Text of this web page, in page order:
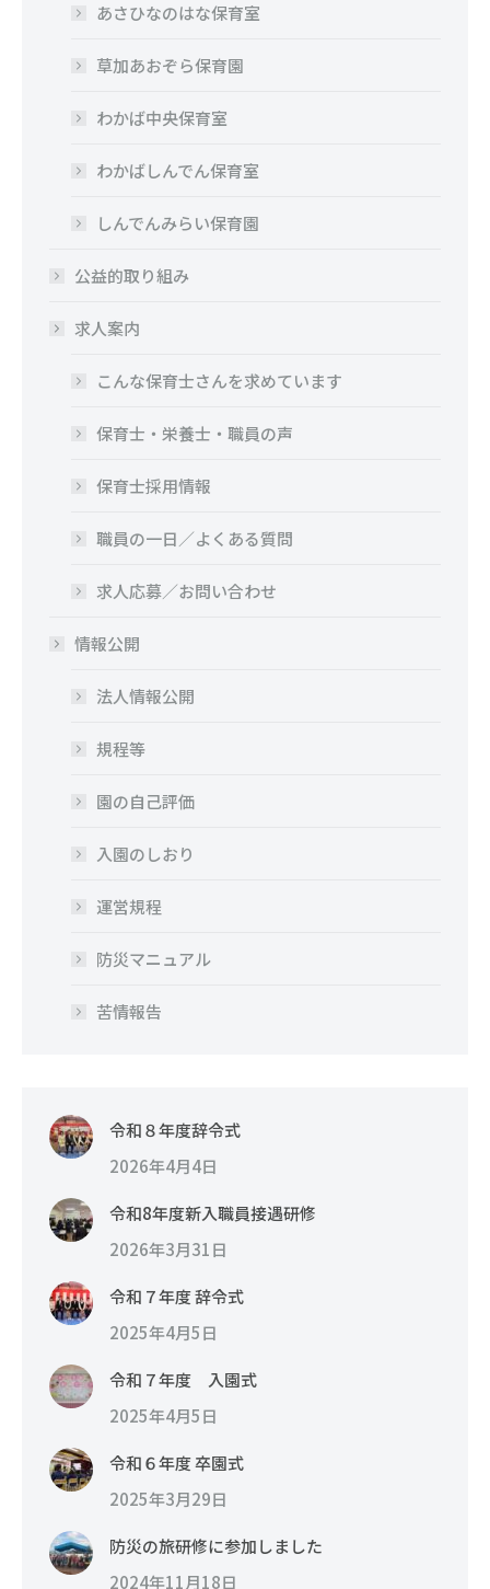
あさひなのはな保育室
草加あおぞら保育園
わかば中央保育室
わかばしんでん保育室
しんでんみらい保育園
公益的取り組み
求人案内
こんな保育士さんを求めています
保育士・栄養士・職員の声
保育士採用情報
職員の一日／よくある質問
求人応募／お問い合わせ
情報公開
法人情報公開
規程等
園の自己評価
入園のしおり
運営規程
防災マニュアル
苦情報告
令和８年度辞令式
2026年4月4日
令和8年度新入職員接遇研修
2026年3月31日
令和７年度 辞令式
2025年4月5日
令和７年度 入園式
2025年4月5日
令和６年度 卒園式
2025年3月29日
防災の旅研修に参加しました
2024年11月18日